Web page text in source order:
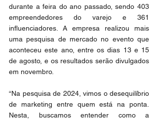
durante a feira do ano passado, sendo 403
empreendedores do varejo e 361
influenciadores. A empresa realizou mais
uma pesquisa de mercado no evento que
aconteceu este ano, entre os dias 13 e 15
de agosto, e os resultados serão divulgados
em novembro.
“Na pesquisa de 2024, vimos o desequilíbrio
de marketing entre quem está na ponta.